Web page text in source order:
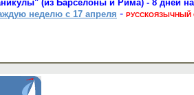
(из Барселоны и Рима) - 8 дней
неделю с 17 апреля - РУССКОЯЗЫЧНЫЙ